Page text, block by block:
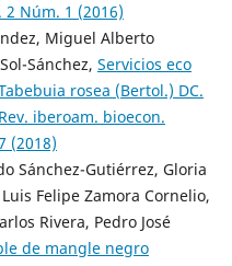
Núm. 1 (2016)
Miguel Alberto
Sánchez, Servicios eco
rosea (Bertol.) DC.
Rev. iberoam. bioecon.
(2018)
Sánchez-Gutiérrez, Gloria
Felipe Zamora Cornelio,
Rivera, Pedro José
de mangle negro